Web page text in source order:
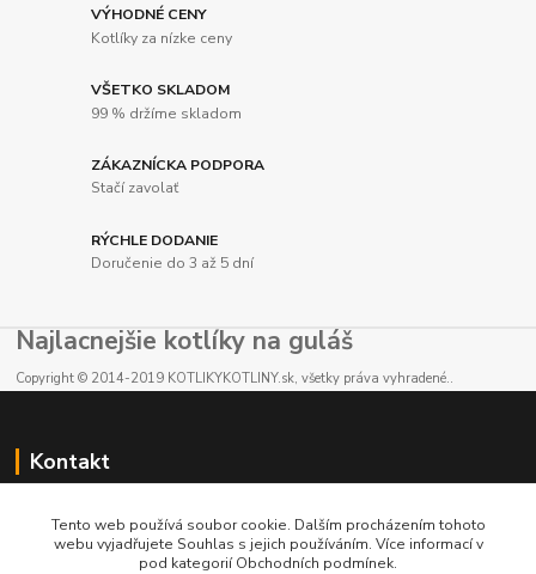
VÝHODNÉ CENY
Kotlíky za nízke ceny
VŠETKO SKLADOM
99 % držíme skladom
ZÁKAZNÍCKA PODPORA
Stačí zavolať
RÝCHLE DODANIE
Doručenie do 3 až 5 dní
Najlacnejšie kotlíky na guláš
Copyright © 2014-2019 KOTLIKYKOTLINY.sk, všetky práva vyhradené..
Kontakt
E-shop: +421 902 212 007
od 8:00 - do 16:00 hod
Tento web používá soubor cookie. Dalším procházením tohoto
webu vyjadřujete Souhlas s jejich používáním. Více informací v
pod kategorií Obchodních podmínek.